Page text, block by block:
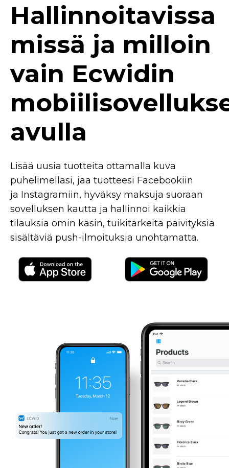
Hallinnoitavissa
missä ja milloin
vain Ecwidin
avulla
Lisää uusia tuotteita ottamalla kuva
puhelimellasi, jaa tuotteesi Facebookiin
ja Instagramiin, hyväksy maksuja suoraan
sovelluksen kautta ja hallinnoi kaikkia
tilauksia omin käsin, tuikitärkeitä päivityksiä
sisältäviä push-ilmoituksia unohtamatta.